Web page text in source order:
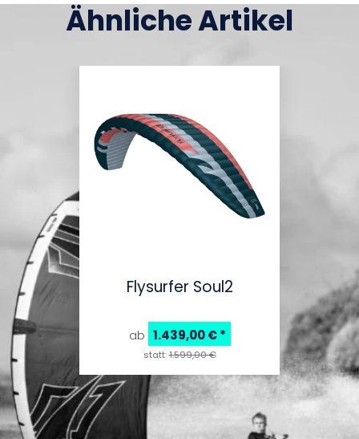
Ähnliche Artikel
Flysurfer Soul2
ab 1.439,00 €*
statt:1.599,00 €